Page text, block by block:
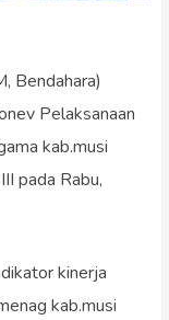
Bendahara)
Pelaksanaan
kab.musi
pada Rabu,
kinerja
kab.musi